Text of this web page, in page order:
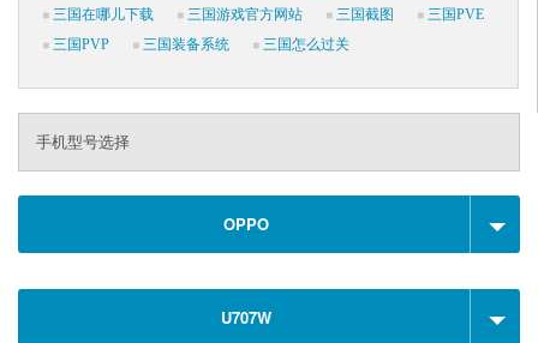
三国在哪儿下载
三国游戏官方网站 三国截图
三国PVE
三国PVP
三国装备系统 三国怎么过关
手机型号选择
OPPO
U707W